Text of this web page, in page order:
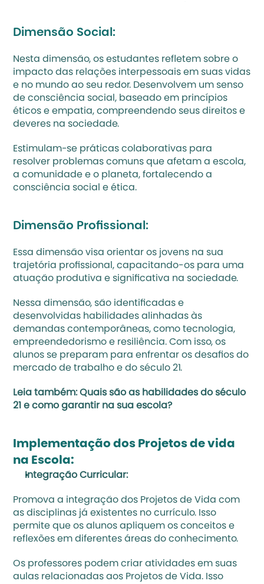
Dimensão Social:
Nesta dimensão, os estudantes refletem sobre o
impacto das relações interpessoais em suas vidas
e no mundo ao seu redor. Desenvolvem um senso
de consciência social, baseado em princípios
éticos e empatia, compreendendo seus direitos e
deveres na sociedade.
Estimulam-se práticas colaborativas para
resolver problemas comuns que afetam a escola,
a comunidade e o planeta, fortalecendo a
consciência social e ética.
Dimensão Profissional:
Essa dimensão visa orientar os jovens na sua
trajetória profissional, capacitando-os para uma
atuação produtiva e significativa na sociedade.
Nessa dimensão, são identificadas e
desenvolvidas habilidades alinhadas às
empreendedorismo e resiliência. Com isso, os
mercado de trabalho e do século 21.
Leia também: Quais são as habilidades do século
21 e como garantir na sua escola?
Implementação dos Projetos de vida
na Escola:
Integração Curricular:
Promova a integração dos Projetos de Vida com
as disciplinas já existentes no currículo. Isso
permite que os alunos apliquem os conceitos e
reflexões em diferentes áreas do conhecimento.
Os professores podem criar atividades em suas
aulas relacionadas aos Projetos de Vida. Isso